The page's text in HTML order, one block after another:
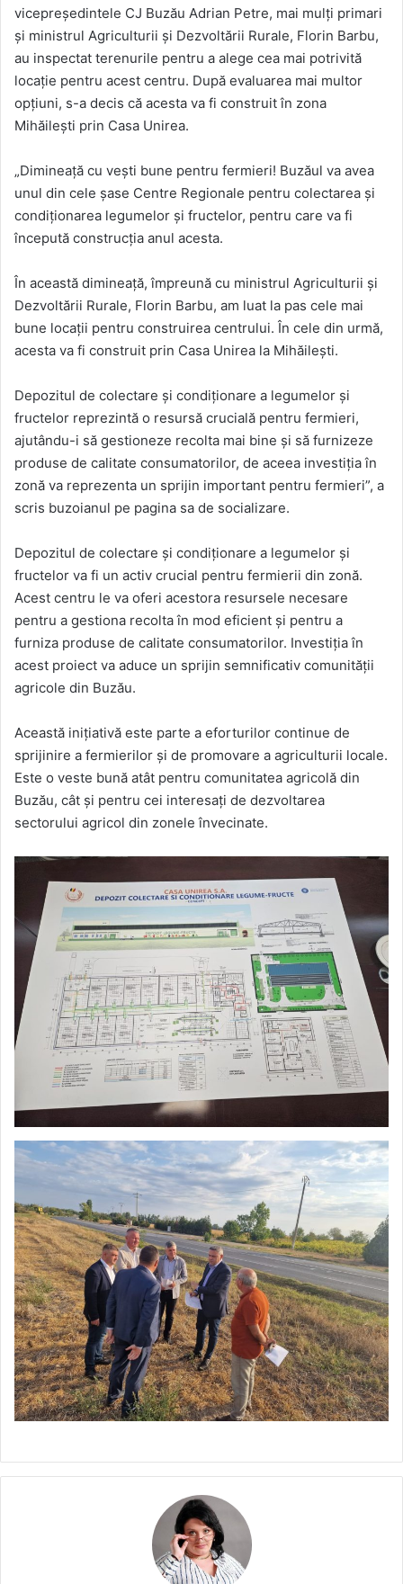
vicepreședintele CJ Buzău Adrian Petre, mai mulți primari
și ministrul Agriculturii și Dezvoltării Rurale, Florin Barbu,
au inspectat terenurile pentru a alege cea mai potrivită
locație pentru acest centru. După evaluarea mai multor
opțiuni, s-a decis că acesta va fi construit în zona
Mihăilești prin Casa Unirea.
„Dimineață cu vești bune pentru fermieri! Buzăul va avea
unul din cele șase Centre Regionale pentru colectarea și
condiționarea legumelor și fructelor, pentru care va fi
începută construcția anul acesta.
În această dimineață, împreună cu ministrul Agriculturii și
Dezvoltării Rurale, Florin Barbu, am luat la pas cele mai
bune locații pentru construirea centrului. În cele din urmă,
acesta va fi construit prin Casa Unirea la Mihăilești.
Depozitul de colectare și condiționare a legumelor și
fructelor reprezintă o resursă crucială pentru fermieri,
ajutându-i să gestioneze recolta mai bine și să furnizeze
produse de calitate consumatorilor, de aceea investiția în
zonă va reprezenta un sprijin important pentru fermieri”, a
scris buzoianul pe pagina sa de socializare.
Depozitul de colectare și condiționare a legumelor și
fructelor va fi un activ crucial pentru fermierii din zonă.
Acest centru le va oferi acestora resursele necesare
pentru a gestiona recolta în mod eficient și pentru a
furniza produse de calitate consumatorilor. Investiția în
acest proiect va aduce un sprijin semnificativ comunității
agricole din Buzău.
Această inițiativă este parte a eforturilor continue de
sprijinire a fermierilor și de promovare a agriculturii locale.
Este o veste bună atât pentru comunitatea agricolă din
Buzău, cât și pentru cei interesați de dezvoltarea
sectorului agricol din zonele învecinate.